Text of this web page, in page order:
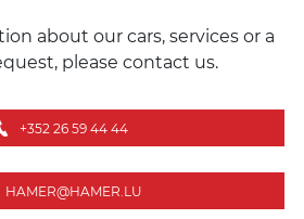
about our cars, services or a
please contact us.
+352 26 59 44 44
HAMER@HAMER.LU